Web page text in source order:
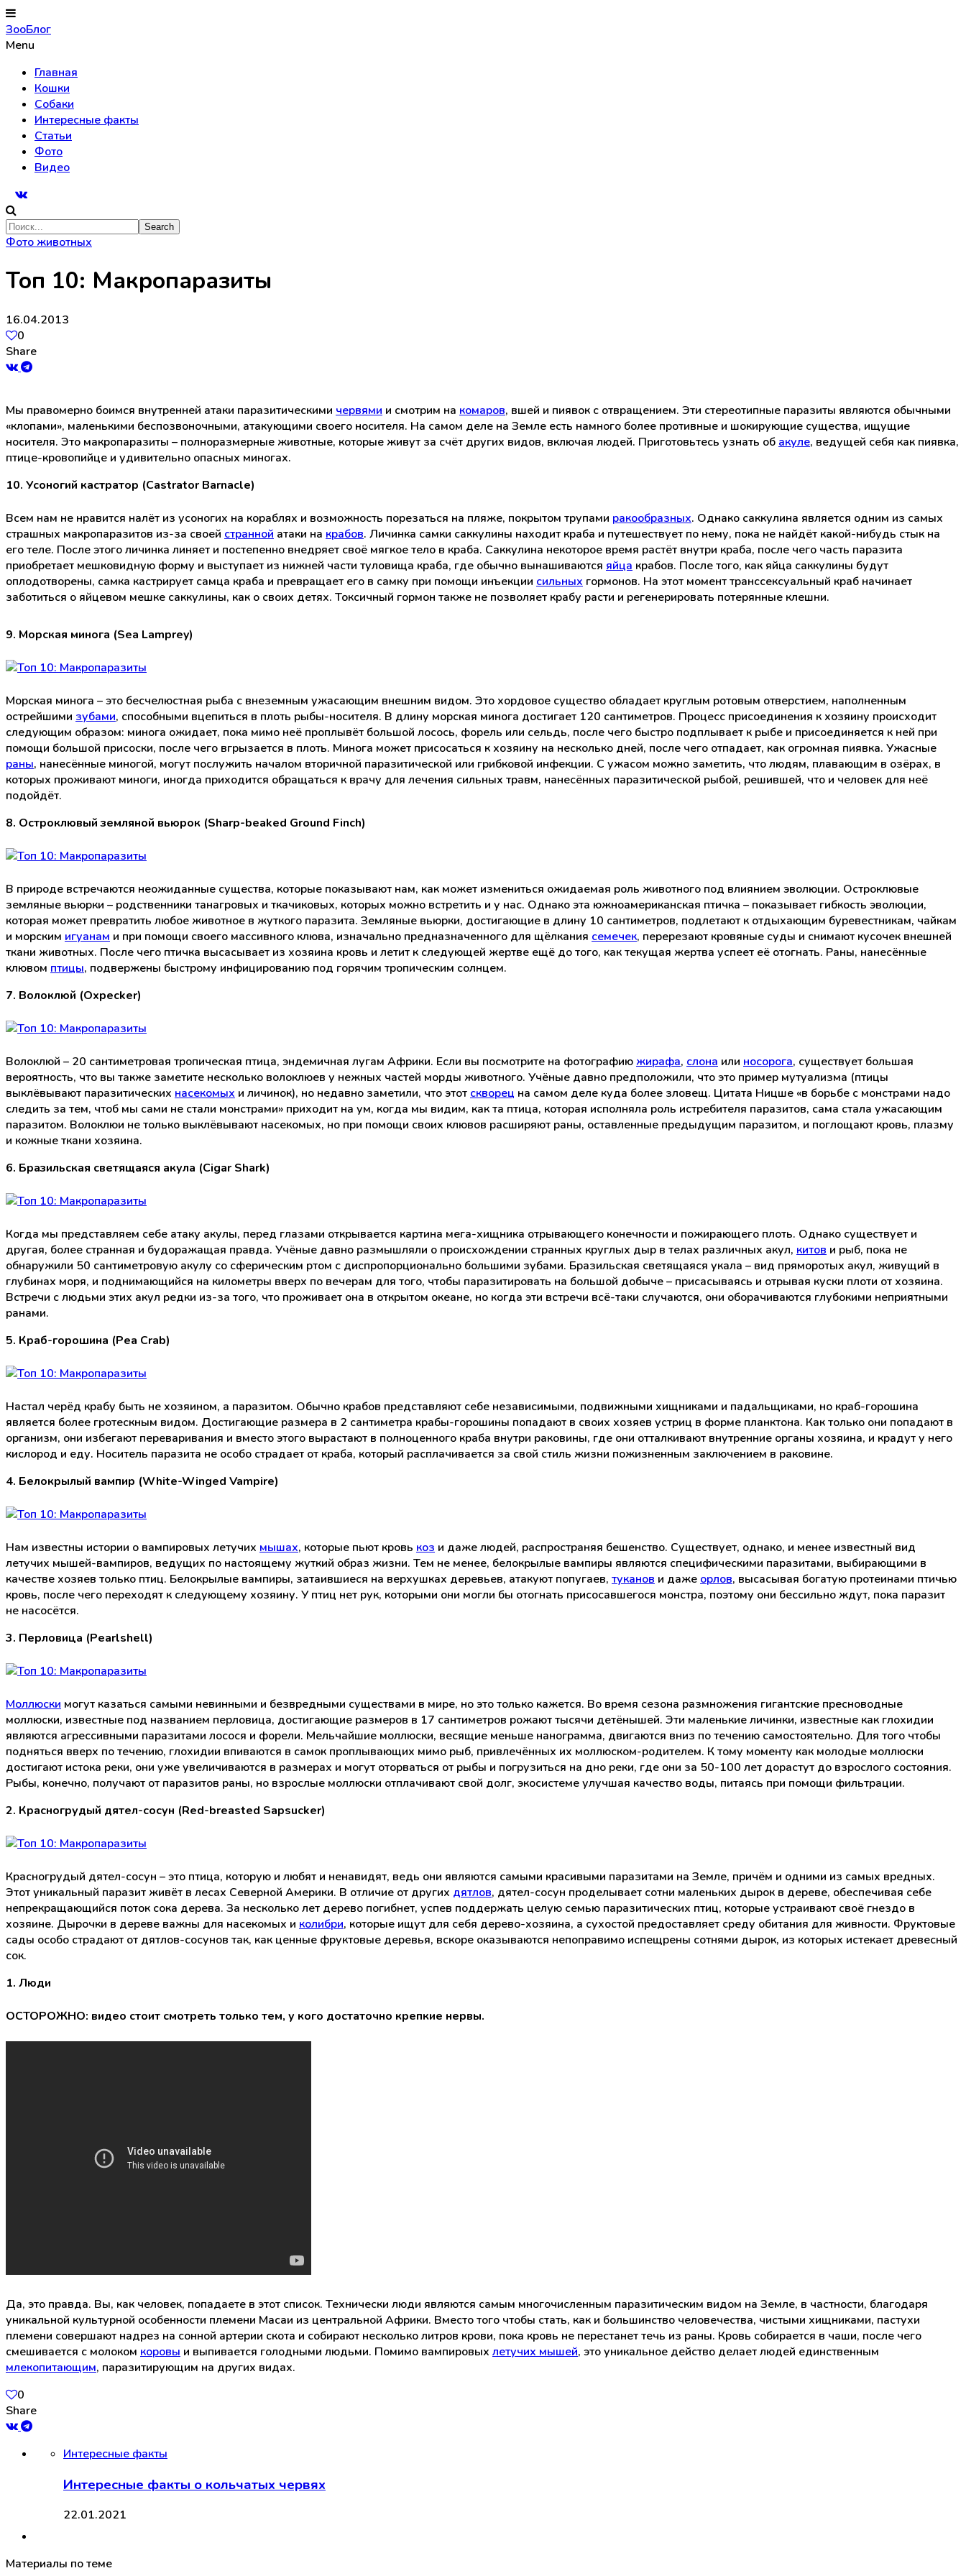
ЗооБлог
Menu
Главная
Кошки
Собаки
Интересные факты
Статьи
Фото
Видео
Фото животных
Топ 10: Макропаразиты
16.04.2013
0
Share
Мы правомерно боимся внутренней атаки паразитическими червями и смотрим на комаров, вшей и пиявок с отвращением. Эти стереотипные паразиты являются обычными
«клопами», маленькими беспозвоночными, атакующими своего носителя. На самом деле на Земле есть намного более противные и шокирующие существа, ищущие
носителя. Это макропаразиты – полноразмерные животные, которые живут за счёт других видов, включая людей. Приготовьтесь узнать об акуле, ведущей себя как пиявка,
птице-кровопийце и удивительно опасных миногах.
10. Усоногий кастратор (Castrator Barnacle)
Всем нам не нравится налёт из усоногих на кораблях и возможность порезаться на пляже, покрытом трупами ракообразных. Однако саккулина является одним из самых
страшных макропаразитов из-за своей странной атаки на крабов. Личинка самки саккулины находит краба и путешествует по нему, пока не найдёт какой-нибудь стык на
его теле. После этого личинка линяет и постепенно внедряет своё мягкое тело в краба. Саккулина некоторое время растёт внутри краба, после чего часть паразита
приобретает мешковидную форму и выступает из нижней части туловища краба, где обычно вынашиваются яйца крабов. После того, как яйца саккулины будут
оплодотворены, самка кастрирует самца краба и превращает его в самку при помощи инъекции сильных гормонов. На этот момент транссексуальный краб начинает
заботиться о яйцевом мешке саккулины, как о своих детях. Токсичный гормон также не позволяет крабу расти и регенерировать потерянные клешни.
9. Морская минога (Sea Lamprey)
Морская минога – это бесчелюстная рыба с внеземным ужасающим внешним видом. Это хордовое существо обладает круглым ротовым отверстием, наполненным
острейшими зубами, способными вцепиться в плоть рыбы-носителя. В длину морская минога достигает 120 сантиметров. Процесс присоединения к хозяину происходит
следующим образом: минога ожидает, пока мимо неё проплывёт большой лосось, форель или сельдь, после чего быстро подплывает к рыбе и присоединяется к ней при
помощи большой присоски, после чего вгрызается в плоть. Минога может присосаться к хозяину на несколько дней, после чего отпадает, как огромная пиявка. Ужасные
раны, нанесённые миногой, могут послужить началом вторичной паразитической или грибковой инфекции. С ужасом можно заметить, что людям, плавающим в озёрах, в
которых проживают миноги, иногда приходится обращаться к врачу для лечения сильных травм, нанесённых паразитической рыбой, решившей, что и человек для неё
подойдёт.
8. Остроклювый земляной вьюрок (Sharp-beaked Ground Finch)
В природе встречаются неожиданные существа, которые показывают нам, как может измениться ожидаемая роль животного под влиянием эволюции. Остроклювые
земляные вьюрки – родственники танагровых и ткачиковых, которых можно встретить и у нас. Однако эта южноамериканская птичка – показывает гибкость эволюции,
которая может превратить любое животное в жуткого паразита. Земляные вьюрки, достигающие в длину 10 сантиметров, подлетают к отдыхающим буревестникам, чайкам
и морским игуанам и при помощи своего массивного клюва, изначально предназначенного для щёлкания семечек, перерезают кровяные суды и снимают кусочек внешней
ткани животных. После чего птичка высасывает из хозяина кровь и летит к следующей жертве ещё до того, как текущая жертва успеет её отогнать. Раны, нанесённые
клювом птицы, подвержены быстрому инфицированию под горячим тропическим солнцем.
7. Волоклюй (Oxpecker)
Волоклюй – 20 сантиметровая тропическая птица, эндемичная лугам Африки. Если вы посмотрите на фотографию жирафа, слона или носорога, существует большая
вероятность, что вы также заметите несколько волоклюев у нежных частей морды животного. Учёные давно предположили, что это пример мутуализма (птицы
выклёвывают паразитических насекомых и личинок), но недавно заметили, что этот скворец на самом деле куда более зловещ. Цитата Ницше «в борьбе с монстрами надо
следить за тем, чтоб мы сами не стали монстрами» приходит на ум, когда мы видим, как та птица, которая исполняла роль истребителя паразитов, сама стала ужасающим
паразитом. Волоклюи не только выклёвывают насекомых, но при помощи своих клювов расширяют раны, оставленные предыдущим паразитом, и поглощают кровь, плазму
и кожные ткани хозяина.
6. Бразильская светящаяся акула (Cigar Shark)
Когда мы представляем себе атаку акулы, перед глазами открывается картина мега-хищника отрывающего конечности и пожирающего плоть. Однако существует и
другая, более странная и будоражащая правда. Учёные давно размышляли о происхождении странных круглых дыр в телах различных акул, китов и рыб, пока не
обнаружили 50 сантиметровую акулу со сферическим ртом с диспропорционально большими зубами. Бразильская светящаяся укала – вид пряморотых акул, живущий в
глубинах моря, и поднимающийся на километры вверх по вечерам для того, чтобы паразитировать на большой добыче – присасываясь и отрывая куски плоти от хозяина.
Встречи с людьми этих акул редки из-за того, что проживает она в открытом океане, но когда эти встречи всё-таки случаются, они оборачиваются глубокими неприятными
ранами.
5. Краб-горошина (Pea Crab)
Настал черёд крабу быть не хозяином, а паразитом. Обычно крабов представляют себе независимыми, подвижными хищниками и падальщиками, но краб-горошина
является более гротескным видом. Достигающие размера в 2 сантиметра крабы-горошины попадают в своих хозяев устриц в форме планктона. Как только они попадают в
организм, они избегают переваривания и вместо этого вырастают в полноценного краба внутри раковины, где они отталкивают внутренние органы хозяина, и крадут у него
кислород и еду. Носитель паразита не особо страдает от краба, который расплачивается за свой стиль жизни пожизненным заключением в раковине.
4. Белокрылый вампир (White-Winged Vampire)
Нам известны истории о вампировых летучих мышах, которые пьют кровь коз и даже людей, распространяя бешенство. Существует, однако, и менее известный вид
летучих мышей-вампиров, ведущих по настоящему жуткий образ жизни. Тем не менее, белокрылые вампиры являются специфическими паразитами, выбирающими в
качестве хозяев только птиц. Белокрылые вампиры, затаившиеся на верхушках деревьев, атакуют попугаев, туканов и даже орлов, высасывая богатую протеинами птичью
кровь, после чего переходят к следующему хозяину. У птиц нет рук, которыми они могли бы отогнать присосавшегося монстра, поэтому они бессильно ждут, пока паразит
не насосётся.
3. Перловица (Pearlshell)
Моллюски могут казаться самыми невинными и безвредными существами в мире, но это только кажется. Во время сезона размножения гигантские пресноводные
моллюски, известные под названием перловица, достигающие размеров в 17 сантиметров рожают тысячи детёнышей. Эти маленькие личинки, известные как глохидии
являются агрессивными паразитами лосося и форели. Мельчайшие моллюски, весящие меньше нанограмма, двигаются вниз по течению самостоятельно. Для того чтобы
подняться вверх по течению, глохидии впиваются в самок проплывающих мимо рыб, привлечённых их моллюском-родителем. К тому моменту как молодые моллюски
достигают истока реки, они уже увеличиваются в размерах и могут оторваться от рыбы и погрузиться на дно реки, где они за 50-100 лет дорастут до взрослого состояния.
Рыбы, конечно, получают от паразитов раны, но взрослые моллюски отплачивают свой долг, экосистеме улучшая качество воды, питаясь при помощи фильтрации.
2. Красногрудый дятел-сосун (Red-breasted Sapsucker)
Красногрудый дятел-сосун – это птица, которую и любят и ненавидят, ведь они являются самыми красивыми паразитами на Земле, причём и одними из самых вредных.
Этот уникальный паразит живёт в лесах Северной Америки. В отличие от других дятлов, дятел-сосун проделывает сотни маленьких дырок в дереве, обеспечивая себе
непрекращающийся поток сока дерева. За несколько лет дерево погибнет, успев поддержать целую семью паразитических птиц, которые устраивают своё гнездо в
хозяине. Дырочки в дереве важны для насекомых и колибри, которые ищут для себя дерево-хозяина, а сухостой предоставляет среду обитания для живности. Фруктовые
сады особо страдают от дятлов-сосунов так, как ценные фруктовые деревья, вскоре оказываются непоправимо испещрены сотнями дырок, из которых истекает древесный
сок.
1. Люди
ОСТОРОЖНО: видео стоит смотреть только тем, у кого достаточно крепкие нервы.
Да, это правда. Вы, как человек, попадаете в этот список. Технически люди являются самым многочисленным паразитическим видом на Земле, в частности, благодаря
уникальной культурной особенности племени Масаи из центральной Африки. Вместо того чтобы стать, как и большинство человечества, чистыми хищниками, пастухи
племени совершают надрез на сонной артерии скота и собирают несколько литров крови, пока кровь не перестанет течь из раны. Кровь собирается в чаши, после чего
смешивается с молоком коровы и выпивается голодными людьми. Помимо вампировых летучих мышей, это уникальное действо делает людей единственным
млекопитающим, паразитирующим на других видах.
0
Share
Интересные факты
Интересные факты о кольчатых червях
22.01.2021
Материалы по теме